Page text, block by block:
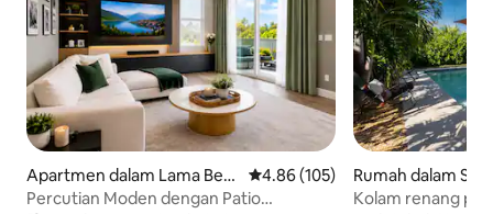
Apartmen dalam Lama Bers
ejarah Northeast
Penarafan purata 4.86 daripada
4.86 (105)
Percutian Moden dengan Patio
Rumah dalam St
Kolam renang